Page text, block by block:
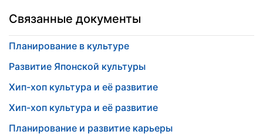
Связанные документы
Планирование в культуре
Развитие Японской культуры
Хип-хоп культура и её развитие
Хип-хоп культура и её развитие
Планирование и развитие карьеры